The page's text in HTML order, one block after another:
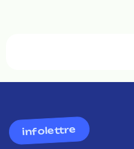
infolettre